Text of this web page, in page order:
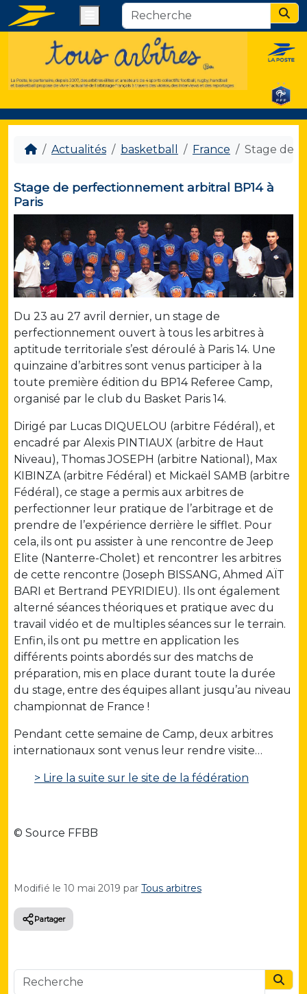
Actualités basketball France Stage de
Stage de perfectionnement arbitral BP14 à
Paris
Du 23 au 27 avril dernier, un stage de
perfectionnement ouvert à tous les arbitres à
aptitude territoriale s’est déroulé à Paris 14. Une
quinzaine d’arbitres sont venus participer à la
toute première édition du BP14 Referee Camp,
organisé par le club du Basket Paris 14.
Dirigé par Lucas DIQUELOU (arbitre Fédéral), et
encadré par Alexis PINTIAUX (arbitre de Haut
Niveau), Thomas JOSEPH (arbitre National), Max
KIBINZA (arbitre Fédéral) et Mickaël SAMB (arbitre
Fédéral), ce stage a permis aux arbitres de
perfectionner leur pratique de l’arbitrage et de
prendre de l’expérience derrière le sifflet. Pour
cela, ils ont pu assister à une rencontre de Jeep
Elite (Nanterre-Cholet) et rencontrer les arbitres
de cette rencontre (Joseph BISSANG, Ahmed AÏT
BARI et Bertrand PEYRIDIEU). Ils ont également
alterné séances théoriques et pratique avec du
travail vidéo et de multiples séances sur le terrain.
Enfin, ils ont pu mettre en application les
différents points abordés sur des matchs de
préparation, mis en place durant toute la durée
du stage, entre des équipes allant jusqu’au niveau
championnat de France !
Pendant cette semaine de Camp, deux arbitres
internationaux sont venus leur rendre visite…
> Lire la suite sur le site de la fédération
© Source FFBB
Modifié le 10 mai 2019 par Tous arbitres
Partager